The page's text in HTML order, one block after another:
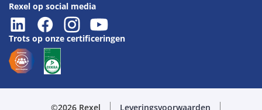
Rexel op social media
Trots op onze certificeringen
©2026 Rexel
Leveringsvoorwaarden